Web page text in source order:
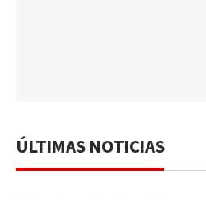
ÚLTIMAS NOTICIAS